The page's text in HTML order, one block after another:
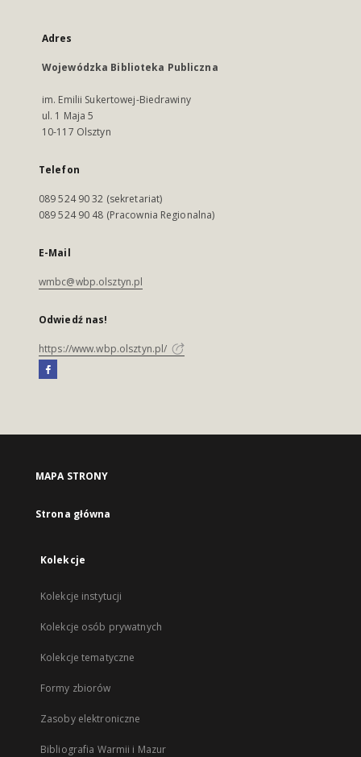
Adres
Wojewódzka Biblioteka Publiczna
im. Emilii Sukertowej-Biedrawiny
ul. 1 Maja 5
10-117 Olsztyn
Telefon
089 524 90 32 (sekretariat)
089 524 90 48 (Pracownia Regionalna)
E-Mail
wmbc@wbp.olsztyn.pl
Odwiedź nas!
https://www.wbp.olsztyn.pl/
MAPA STRONY
Strona główna
Kolekcje
Kolekcje instytucji
Kolekcje osób prywatnych
Kolekcje tematyczne
Formy zbiorów
Zasoby elektroniczne
Bibliografia Warmii i Mazur